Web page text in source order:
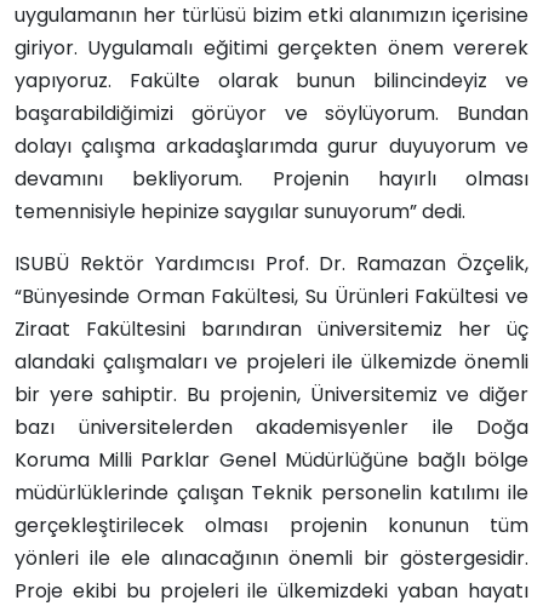
uygulamanın her türlüsü bizim etki alanımızın içerisine
giriyor. Uygulamalı eğitimi gerçekten önem vererek
yapıyoruz. Fakülte olarak bunun bilincindeyiz ve
başarabildiğimizi görüyor ve söylüyorum. Bundan
dolayı çalışma arkadaşlarımda gurur duyuyorum ve
devamını bekliyorum. Projenin hayırlı olması
temennisiyle hepinize saygılar sunuyorum” dedi.
ISUBÜ Rektör Yardımcısı Prof. Dr. Ramazan Özçelik,
“Bünyesinde Orman Fakültesi, Su Ürünleri Fakültesi ve
Ziraat Fakültesini barındıran üniversitemiz her üç
alandaki çalışmaları ve projeleri ile ülkemizde önemli
bir yere sahiptir. Bu projenin, Üniversitemiz ve diğer
bazı üniversitelerden akademisyenler ile Doğa
Koruma Milli Parklar Genel Müdürlüğüne bağlı bölge
müdürlüklerinde çalışan Teknik personelin katılımı ile
gerçekleştirilecek olması projenin konunun tüm
yönleri ile ele alınacağının önemli bir göstergesidir.
Proje ekibi bu projeleri ile ülkemizdeki yaban hayatı